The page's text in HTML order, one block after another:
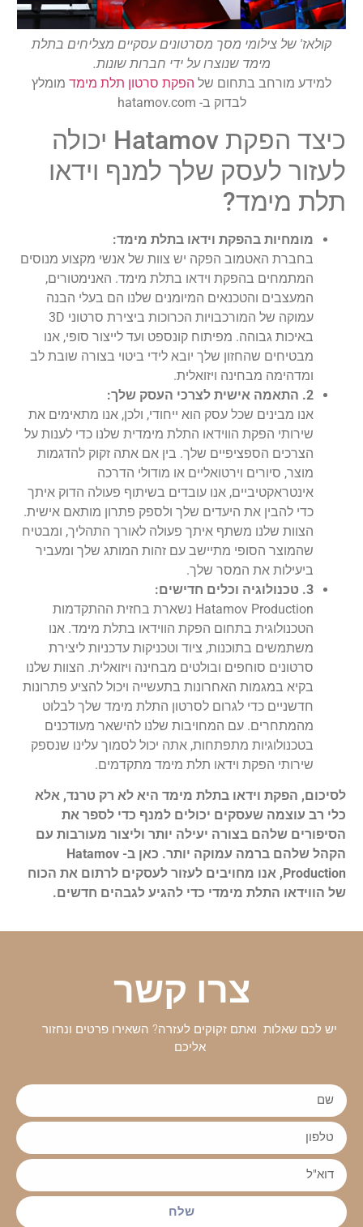
קולאז' של צילומי מסך מסרטונים עסקיים מצליחים בתלת
מימד שנוצרו על ידי חברות שונות.
למידע מורחב בתחום של הפקת סרטון תלת מימד מומלץ
לבדוק ב- hatamov.com
כיצד הפקת Hatamov יכולה
לעזור לעסק שלך למנף וידאו
תלת מימד?
מומחיות בהפקת וידאו בתלת מימד:
בחברת האטמוב הפקה יש צוות של אנשי מקצוע מנוסים
המתמחים בהפקת וידאו בתלת מימד. האנימטורים,
המעצבים והטכנאים המיומנים שלנו הם בעלי הבנה
עמוקה של המורכבויות הכרוכות ביצירת סרטוני 3D
באיכות גבוהה. מפיתוח קונספט ועד לייצור סופי, אנו
מבטיחים שהחזון שלך יובא לידי ביטוי בצורה שובת לב
ומדהימה מבחינה ויזואלית.
2. התאמה אישית לצרכי העסק שלך:
אנו מבינים שכל עסק הוא ייחודי, ולכן, אנו מתאימים את
שירותי הפקת הווידאו התלת מימדית שלנו כדי לענות על
הצרכים הספציפיים שלך. בין אם אתה זקוק להדגמות
מוצר, סיורים וירטואליים או מודולי הדרכה
אינטראקטיביים, אנו עובדים בשיתוף פעולה הדוק איתך
כדי להבין את היעדים שלך ולספק פתרון מותאם אישית.
הצוות שלנו משתף איתך פעולה לאורך התהליך, ומבטיח
שהמוצר הסופי מתיישב עם זהות המותג שלך ומעביר
ביעילות את המסר שלך.
3. טכנולוגיה וכלים חדישים:
Hatamov Production נשארת בחזית ההתקדמות
הטכנולוגית בתחום הפקת הווידאו בתלת מימד. אנו
משתמשים בתוכנות, ציוד וטכניקות עדכניות ליצירת
סרטונים סוחפים ובולטים מבחינה ויזואלית. הצוות שלנו
בקיא במגמות האחרונות בתעשייה ויכול להציע פתרונות
חדשניים כדי לגרום לסרטון התלת מימד שלך לבלוט
מהמתחרים. עם המחויבות שלנו להישאר מעודכנים
בטכנולוגיות מתפתחות, אתה יכול לסמוך עלינו שנספק
שירותי הפקת וידאו תלת מימד מתקדמים.
לסיכום, הפקת וידאו בתלת מימד היא לא רק טרנד, אלא
כלי רב עוצמה שעסקים יכולים למנף כדי לספר את
הסיפורים שלהם בצורה יעילה יותר וליצור מעורבות עם
הקהל שלהם ברמה עמוקה יותר. כאן ב- Hatamov
Production, אנו מחויבים לעזור לעסקים לרתום את הכוח
של הווידאו התלת מימדי כדי להגיע לגבהים חדשים.
צרו קשר
יש לכם שאלות ואתם זקוקים לעזרה? השאירו פרטים ונחזור
אליכם
שלח